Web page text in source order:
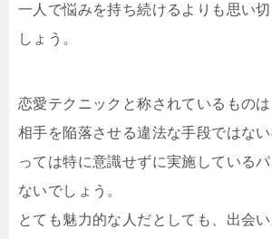
一人で悩みを持ち続けるよりも思い
しょう。
恋愛テクニックと称されているもの
相手を陥落させる違法な手段ではな
っては特に意識せずに実施しているパ
ないでしょう。
とても魅力的な人だとしても、出会